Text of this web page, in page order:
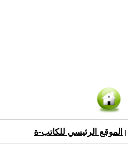
الموقع الرئيسي للكاتب-ة